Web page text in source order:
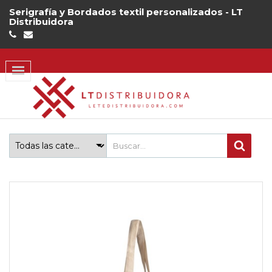
Serigrafía y Bordados textil personalizados - LT
Distribuidora